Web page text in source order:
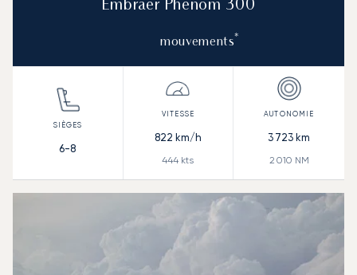
Embraer Phenom 300
mouvements*
6-8
822 km/h
444 kts
3 723 km
2 010 NM